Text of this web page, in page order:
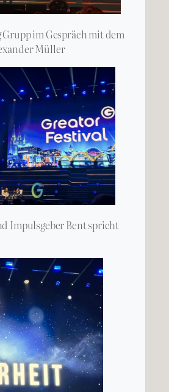
Grupp im Gespräch mit dem
Müller
Impulsgeber Bent spricht